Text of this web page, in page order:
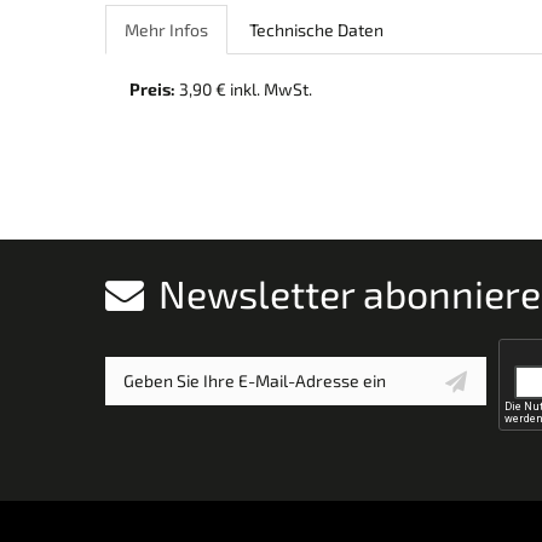
Mehr Infos Technische Daten
Preis: 3,90 € inkl. MwSt.
Newsletter